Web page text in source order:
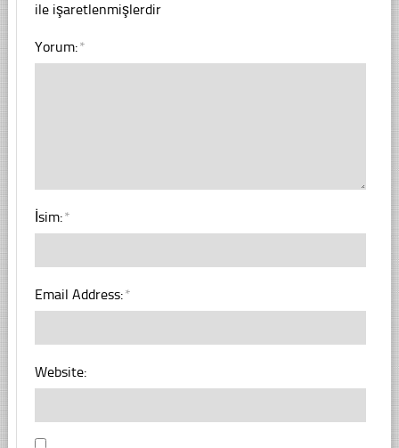
ile işaretlenmişlerdir
Yorum:*
İsim:*
Email Address:*
Website: